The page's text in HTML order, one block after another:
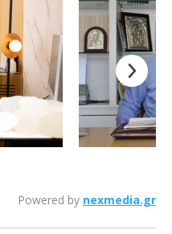
Powered by nexmedia.gr